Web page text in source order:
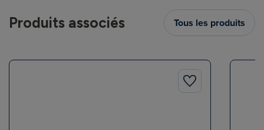
Produits associés Tous les produits